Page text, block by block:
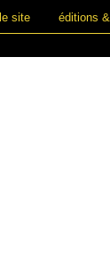
le site éditions